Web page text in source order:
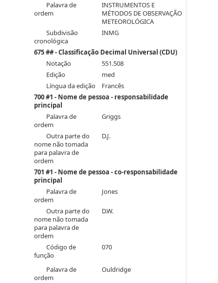
Palavra de
ordem
INSTRUMENTOS E
MÉTODOS DE OBSERVAÇÃO
METEOROLÓGICA
Subdivisão
cronológica
INMG
675 ## - Classificação Decimal Universal (CDU)
Notação
551.508
Edição
med
Língua da edição
Francês
700 #1 - Nome de pessoa - responsabilidade
principal
Palavra de
ordem
Griggs
Outra parte do
nome não tomada
para palavra de
ordem
D.J.
701 #1 - Nome de pessoa - co-responsabilidade
principal
Palavra de
ordem
Jones
Outra parte do
nome não tomada
para palavra de
ordem
D.W.
Código de
função
070
Palavra de
ordem
Ouldridge